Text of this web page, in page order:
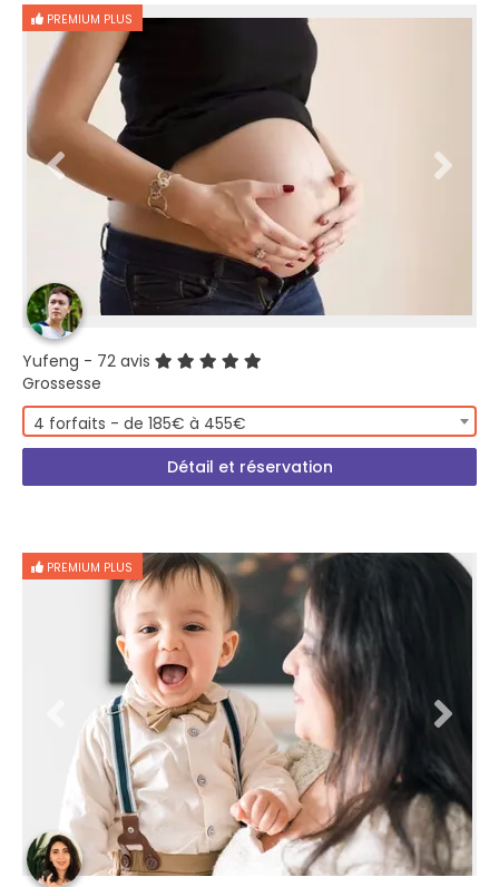
PREMIUM PLUS
Yufeng - 72 avis
Grossesse
4 forfaits - de 185€ à 455€
Détail et réservation
PREMIUM PLUS